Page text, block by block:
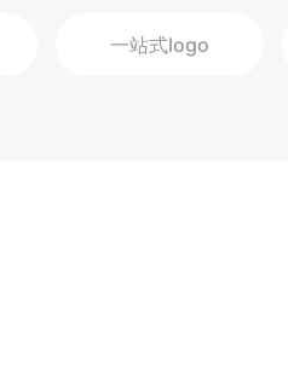
一站式logo